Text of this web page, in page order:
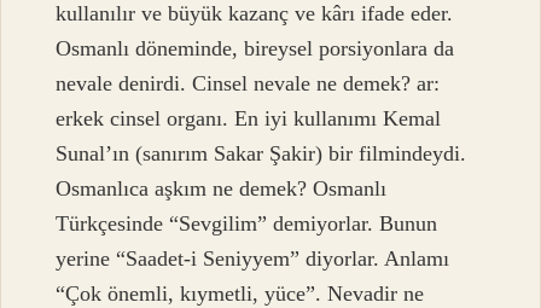
kullanılır ve büyük kazanç ve kârı ifade eder.
Osmanlı döneminde, bireysel porsiyonlara da
nevale denirdi. Cinsel nevale ne demek? ar:
erkek cinsel organı. En iyi kullanımı Kemal
Sunal’ın (sanırım Sakar Şakir) bir filmindeydi.
Osmanlıca aşkım ne demek? Osmanlı
Türkçesinde “Sevgilim” demiyorlar. Bunun
yerine “Saadet-i Seniyyem” diyorlar. Anlamı
“Çok önemli, kıymetli, yüce”. Nevadir ne